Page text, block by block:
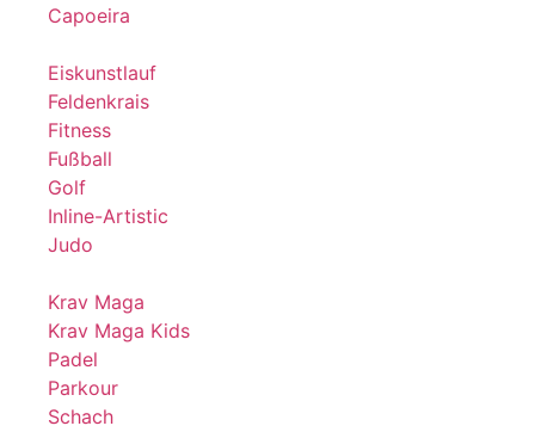
Capoeira
Eiskunstlauf
Feldenkrais
Fitness
Fußball
Golf
Inline-Artistic
Judo
Krav Maga
Krav Maga Kids
Padel
Parkour
Schach